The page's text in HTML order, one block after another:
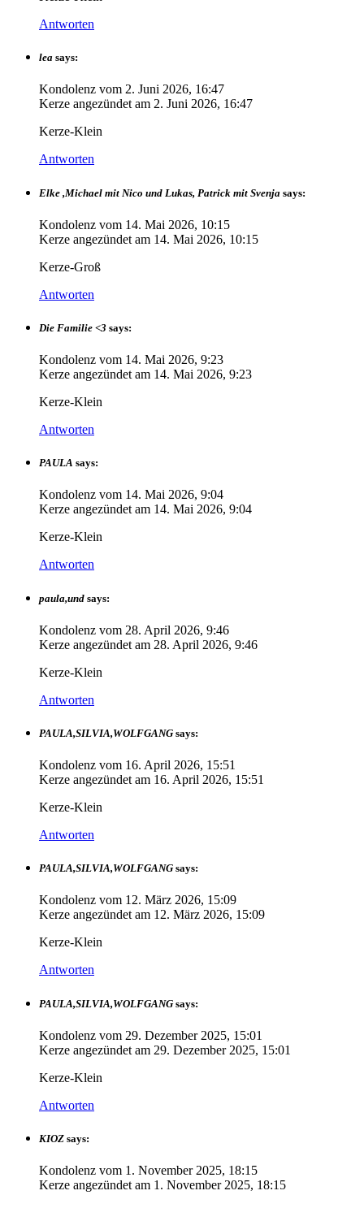
Antworten
lea says:
Kondolenz vom 2. Juni 2026, 16:47
Kerze angezündet am 2. Juni 2026, 16:47
Kerze-Klein
Antworten
Elke ,Michael mit Nico und Lukas, Patrick mit Svenja says:
Kondolenz vom 14. Mai 2026, 10:15
Kerze angezündet am 14. Mai 2026, 10:15
Kerze-Groß
Antworten
Die Familie <3 says:
Kondolenz vom 14. Mai 2026, 9:23
Kerze angezündet am 14. Mai 2026, 9:23
Kerze-Klein
Antworten
PAULA says:
Kondolenz vom 14. Mai 2026, 9:04
Kerze angezündet am 14. Mai 2026, 9:04
Kerze-Klein
Antworten
paula,und says:
Kondolenz vom 28. April 2026, 9:46
Kerze angezündet am 28. April 2026, 9:46
Kerze-Klein
Antworten
PAULA,SILVIA,WOLFGANG says:
Kondolenz vom 16. April 2026, 15:51
Kerze angezündet am 16. April 2026, 15:51
Kerze-Klein
Antworten
PAULA,SILVIA,WOLFGANG says:
Kondolenz vom 12. März 2026, 15:09
Kerze angezündet am 12. März 2026, 15:09
Kerze-Klein
Antworten
PAULA,SILVIA,WOLFGANG says:
Kondolenz vom 29. Dezember 2025, 15:01
Kerze angezündet am 29. Dezember 2025, 15:01
Kerze-Klein
Antworten
KIOZ says:
Kondolenz vom 1. November 2025, 18:15
Kerze angezündet am 1. November 2025, 18:15